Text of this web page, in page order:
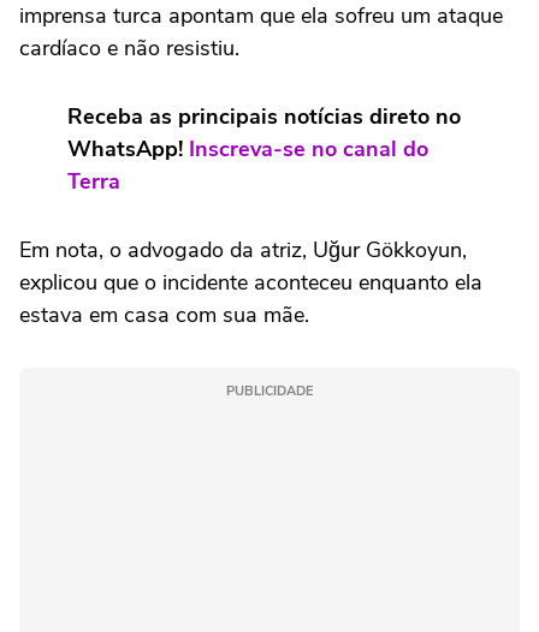
imprensa turca apontam que ela sofreu um ataque
cardíaco e não resistiu.
Receba as principais notícias direto no
WhatsApp! Inscreva-se no canal do
Terra
Em nota, o advogado da atriz, Uğur Gökkoyun,
explicou que o incidente aconteceu enquanto ela
estava em casa com sua mãe.
PUBLICIDADE